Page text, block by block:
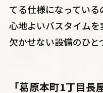
てる仕様になっている
心地よいバスタイム
欠かせない設備のひと
「葛原本町1丁目長